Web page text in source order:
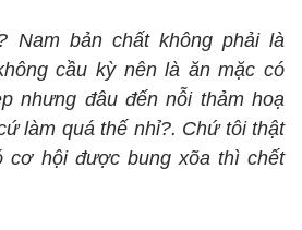
Nam bản chất không phải là
cầu kỳ nên là ăn mặc có
nhưng đâu đến nỗi thảm hoạ
làm quá thế nhỉ?. Chứ tôi thật
cơ hội được bung xõa thì chết